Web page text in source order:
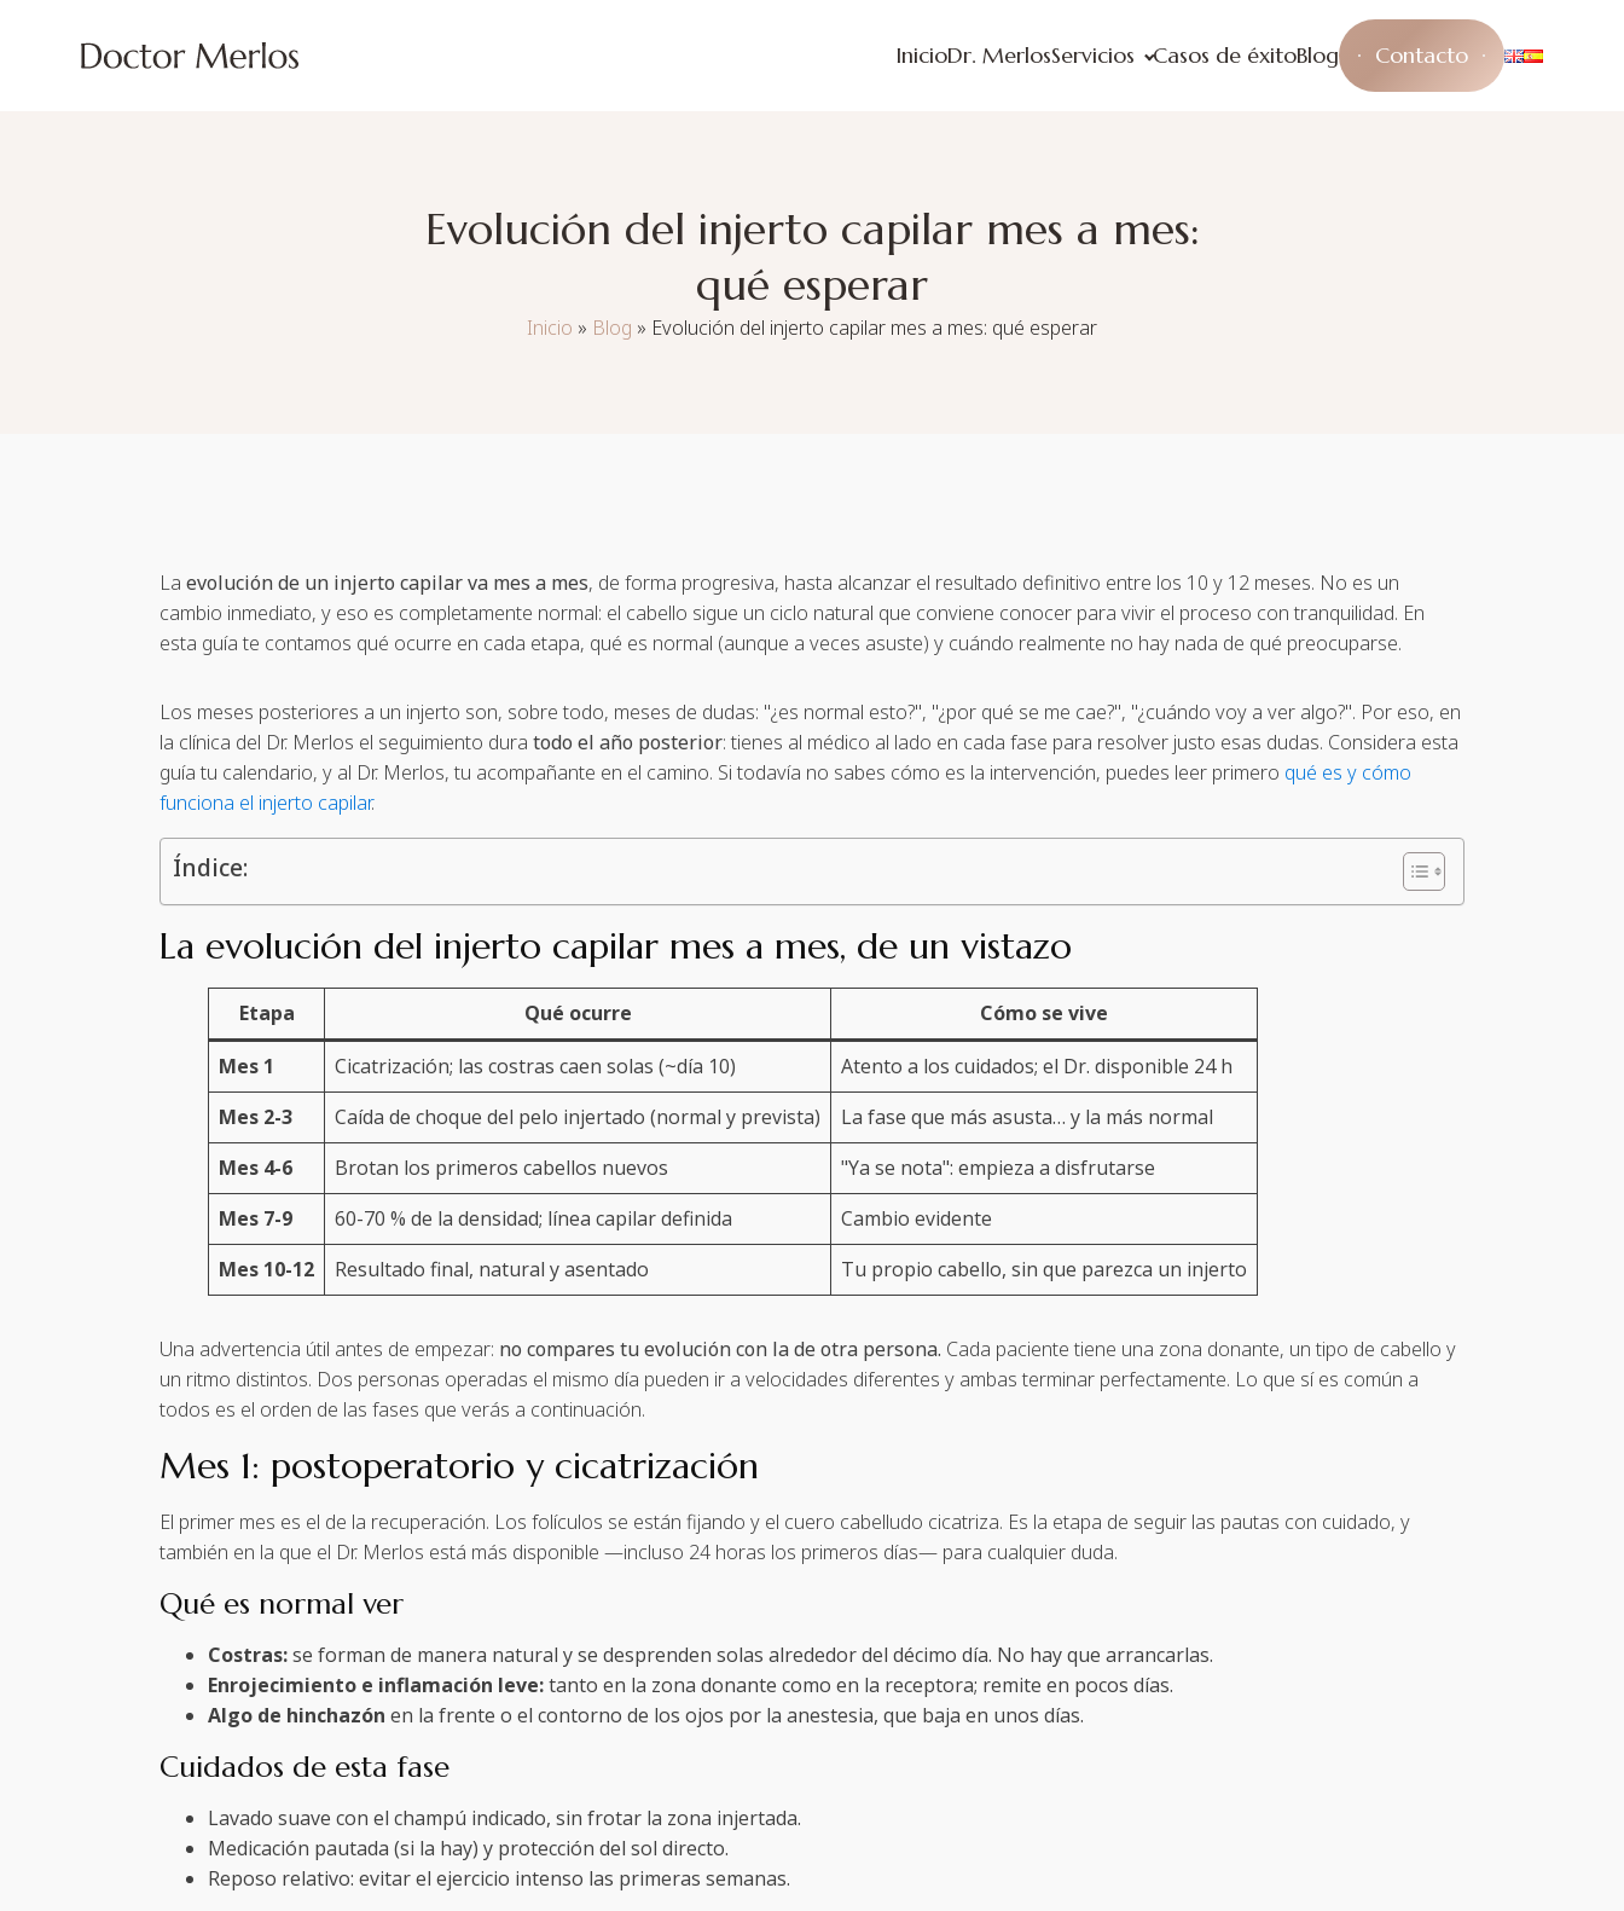
InicioDr. MerlosServicios Casos de éxitoBlog Contacto
Evolución del injerto capilar mes a mes:
qué esperar
Inicio » Blog » Evolución del injerto capilar mes a mes: qué esperar
La evolución de un injerto capilar va mes a mes, de forma progresiva, hasta alcanzar el resultado definitivo entre los 10 y 12 meses. No es un
cambio inmediato, y eso es completamente normal: el cabello sigue un ciclo natural que conviene conocer para vivir el proceso con tranquilidad. En
esta guía te contamos qué ocurre en cada etapa, qué es normal (aunque a veces asuste) y cuándo realmente no hay nada de qué preocuparse.
Los meses posteriores a un injerto son, sobre todo, meses de dudas: "¿es normal esto?", "¿por qué se me cae?", "¿cuándo voy a ver algo?". Por eso, en
la clínica del Dr. Merlos el seguimiento dura todo el año posterior: tienes al médico al lado en cada fase para resolver justo esas dudas. Considera esta
guía tu calendario, y al Dr. Merlos, tu acompañante en el camino. Si todavía no sabes cómo es la intervención, puedes leer primero qué es y cómo
funciona el injerto capilar.
Índice:
La evolución del injerto capilar mes a mes, de un vistazo
Etapa Qué ocurre
Cómo se vive
Mes 1
Cicatrización; las costras caen solas (~día 10)
Atento a los cuidados; el Dr. disponible 24 h
Mes 2-3
Caída de choque del pelo injertado (normal y prevista)
La fase que más asusta… y la más normal
Mes 4-6
Brotan los primeros cabellos nuevos
"Ya se nota": empieza a disfrutarse
Mes 7-9
60-70 % de la densidad; línea capilar definida
Cambio evidente
Mes 10-12
Resultado final, natural y asentado Tu propio cabello, sin que parezca un injerto
Una advertencia útil antes de empezar: no compares tu evolución con la de otra persona. Cada paciente tiene una zona donante, un tipo de cabello y
un ritmo distintos. Dos personas operadas el mismo día pueden ir a velocidades diferentes y ambas terminar perfectamente. Lo que sí es común a
todos es el orden de las fases que verás a continuación.
Mes 1: postoperatorio y cicatrización
El primer mes es el de la recuperación. Los folículos se están fijando y el cuero cabelludo cicatriza. Es la etapa de seguir las pautas con cuidado, y
también en la que el Dr. Merlos está más disponible —incluso 24 horas los primeros días— para cualquier duda.
Qué es normal ver
Costras:se forman de manera natural y se desprenden solas alrededor del décimo día. No hay que arrancarlas.
Enrojecimiento e inflamación leve:tanto en la zona donante como en la receptora; remite en pocos días.
Algo de hinchazón en la frente o el contorno de los ojos por la anestesia, que baja en unos días.
Cuidados de esta fase
Lavado suave con el champú indicado, sin frotar la zona injertada.
Medicación pautada (si la hay) y protección del sol directo.
Reposo relativo: evitar el ejercicio intenso las primeras semanas.